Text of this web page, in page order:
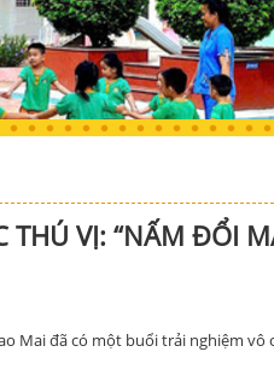
THÚ VỊ: “NẤM ĐỔI
Mai đã có một buổi trải nghiệm